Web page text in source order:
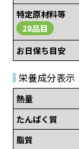
特定原材料等
28品目
お日保ち目安
栄養成分表示
熱量
たんぱく質
脂質